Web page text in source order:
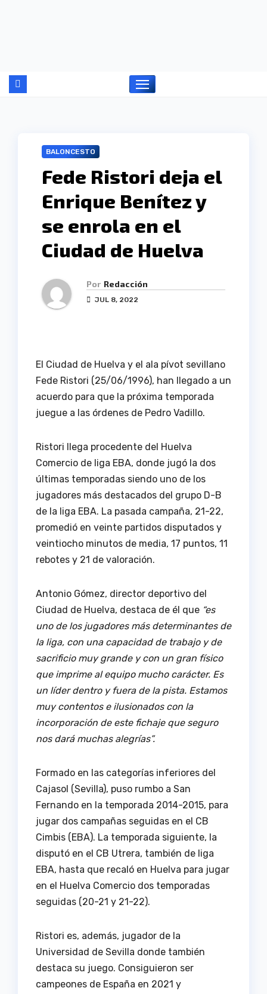
BALONCESTO
Fede Ristori deja el
Enrique Benítez y
se enrola en el
Ciudad de Huelva
Por Redacción
JUL 8, 2022
El Ciudad de Huelva y el ala pívot sevillano
Fede Ristori (25/06/1996), han llegado a un
acuerdo para que la próxima temporada
juegue a las órdenes de Pedro Vadillo.
Ristori llega procedente del Huelva
Comercio de liga EBA, donde jugó la dos
últimas temporadas siendo uno de los
jugadores más destacados del grupo D-B
de la liga EBA. La pasada campaña, 21-22,
promedió en veinte partidos disputados y
veintiocho minutos de media, 17 puntos, 11
rebotes y 21 de valoración.
Antonio Gómez, director deportivo del
Ciudad de Huelva, destaca de él que “es
uno de los jugadores más determinantes de
la liga, con una capacidad de trabajo y de
sacrificio muy grande y con un gran físico
que imprime al equipo mucho carácter. Es
un líder dentro y fuera de la pista. Estamos
muy contentos e ilusionados con la
incorporación de este fichaje que seguro
nos dará muchas alegrías”.
Formado en las categorías inferiores del
Cajasol (Sevilla), puso rumbo a San
Fernando en la temporada 2014-2015, para
jugar dos campañas seguidas en el CB
Cimbis (EBA). La temporada siguiente, la
disputó en el CB Utrera, también de liga
EBA, hasta que recaló en Huelva para jugar
en el Huelva Comercio dos temporadas
seguidas (20-21 y 21-22).
Ristori es, además, jugador de la
Universidad de Sevilla donde también
destaca su juego. Consiguieron ser
campeones de España en 2021 y